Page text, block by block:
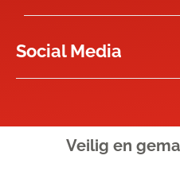
Social Media
Veilig en